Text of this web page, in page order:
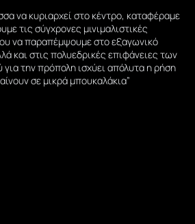
να κυριαρχεί στο κέντρο, καταφέραμε
τις σύγχρονες μινιμαλιστικές
να παραπέμψουμε στο εξαγωνικό
και στις πολυεδρικές επιφάνειες των
την πρόπολη ισχύει απόλυτα η ρήση
σε μικρά μπουκαλάκια”